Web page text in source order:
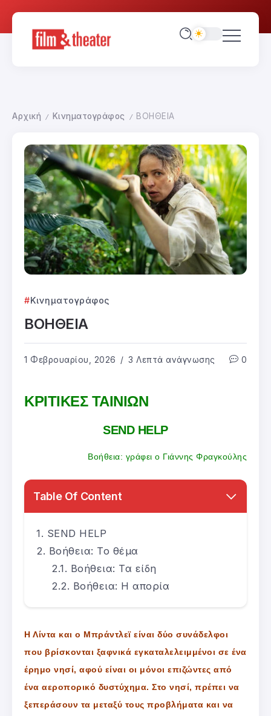
Αρχική / Κινηματογράφος / ΒΟΗΘΕΙΑ
Κινηματογράφος
ΒΟΗΘΕΙΑ
1 Φεβρουαρίου, 2026 3 Λεπτά ανάγνωσης 0
ΚΡΙΤΙΚΕΣ ΤΑΙΝΙΩΝ
SEND HELP
Βοήθεια: γράφει ο Γιάννης Φραγκούλης
Table Of Content
SEND HELP
Βοήθεια: Το θέμα
Βοήθεια: Τα είδη
Βοήθεια: Η απορία
Η Λίντα και ο Μπράντλεϊ είναι δύο συνάδελφοι
που βρίσκονται ξαφνικά εγκαταλελειμμένοι σε ένα
έρημο νησί, αφού είναι οι μόνοι επιζώντες από
ένα αεροπορικό δυστύχημα. Στο νησί, πρέπει να
ξεπεράσουν τα μεταξύ τους προβλήματα και να